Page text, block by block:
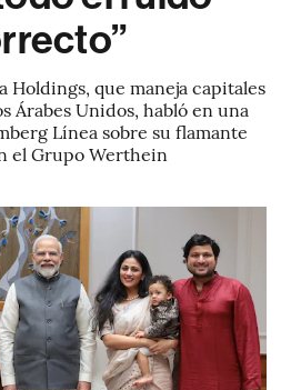
Holdings, que maneja capitales
Árabes Unidos, habló en una
Línea sobre su flamante
el Grupo Werthein